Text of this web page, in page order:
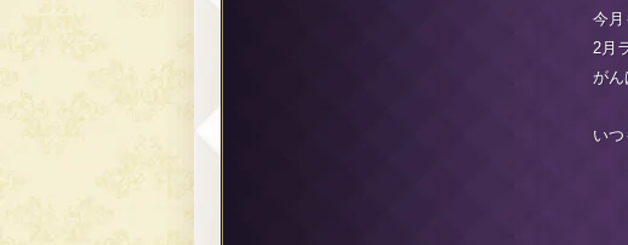
今月
2月
が
い